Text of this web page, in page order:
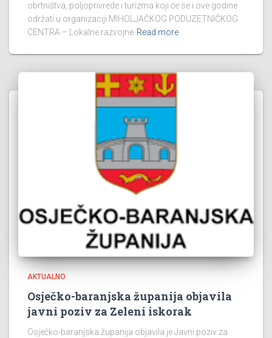
obrtništva, poljoprivrede i turizma koji će se i ove godine
održati u organizaciji MIHOLJAČKOG PODUZETNIČKOG
CENTRA – Lokalne razvojne Read more
AKTUALNO
Osječko-baranjska županija objavila
javni poziv za Zeleni iskorak
Osječko-baranjska županija objavila je Javni poziv za